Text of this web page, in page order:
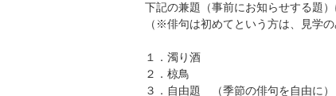
下記の兼題（事前にお知らせする題
（※俳句は初めてという方は、見学
１．濁り酒
２．椋鳥
３．自由題 （季節の俳句を自由に）